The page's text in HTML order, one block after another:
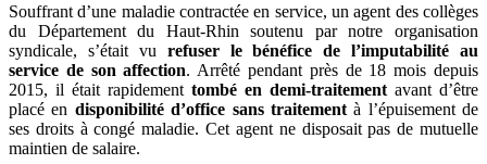
Souffrant d’une maladie contractée en service, un agent des collèges
du Département du Haut-Rhin soutenu par notre organisation
syndicale, s’était vu refuser le bénéfice de l’imputabilité au
service de son affection. Arrêté pendant près de 18 mois depuis
2015, il était rapidement tombé en demi-traitement avant d’être
placé en disponibilité d’office sans traitementà l’épuisement de
ses droits à congé maladie. Cet agent ne disposait pas de mutuelle
maintien de salaire.